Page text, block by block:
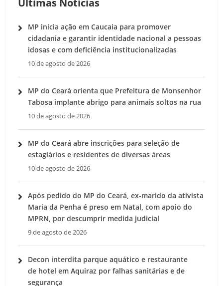
MP inicia ação em Caucaia para promover
cidadania e garantir identidade nacional a pessoas
idosas e com deficiência institucionalizadas
10 de agosto de 2026
MP do Ceará orienta que Prefeitura de Monsenhor
Tabosa implante abrigo para animais soltos na rua
10 de agosto de 2026
MP do Ceará abre inscrições para seleção de
estagiários e residentes de diversas áreas
10 de agosto de 2026
Após pedido do MP do Ceará, ex-marido da ativista
Maria da Penha é preso em Natal, com apoio do
MPRN, por descumprir medida judicial
9 de agosto de 2026
Decon interdita parque aquático e restaurante
de hotel em Aquiraz por falhas sanitárias e de
segurança